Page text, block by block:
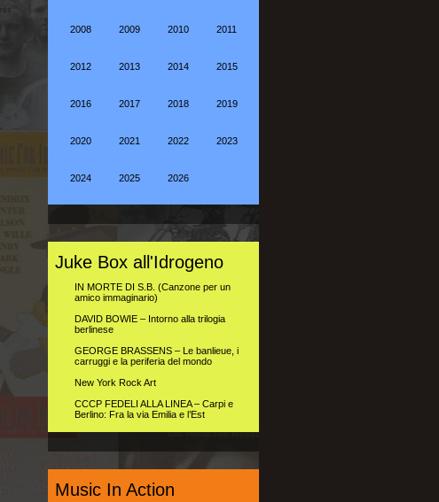
2008 2009 2010 2011
2012 2013 2014 2015
2016 2017 2018 2019
2020 2021 2022 2023
2024 2025 2026
Juke Box all'Idrogeno
IN MORTE DI S.B. (Canzone per un
amico immaginario)
DAVID BOWIE – Intorno alla trilogia
berlinese
GEORGE BRASSENS – Le banlieue, i
carruggi e la periferia del mondo
New York Rock Art
CCCP FEDELI ALLA LINEA – Carpi e
Berlino: Fra la via Emilia e l’Est
Music In Action